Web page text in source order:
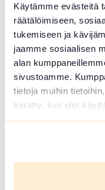
Käytämme evästeitä
räätälöimiseen,
tukemiseen ja
jaamme sosiaalisen
alan
sivustoamme.
tietoja muihin
kerätty, kun olet
arvonta
keskustelua
vielä
Lue lisää